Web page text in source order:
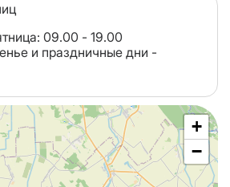
09.00 - 19.00
и праздничные дни -
+
−